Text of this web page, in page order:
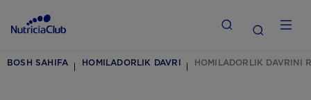
BOSH SAHIFA HOMILADORLIK DAVRI HOMILADORLIK DAVRINI